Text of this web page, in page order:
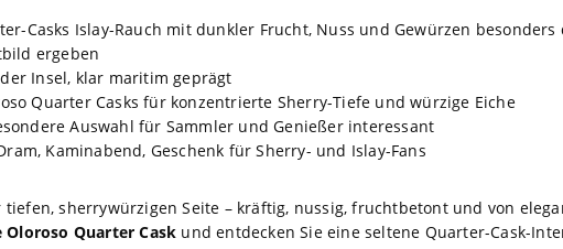
Casks Islay-Rauch mit dunkler Frucht, Nuss und Gewürzen
ergeben
Insel, klar maritim geprägt
Quarter Casks für konzentrierte Sherry-Tiefe und würzige Eiche
Auswahl für Sammler und Genießer interessant
Kaminabend, Geschenk für Sherry- und Islay-Fans
tiefen, sherrywürzigen Seite – kräftig, nussig, fruchtbetont und von
Oloroso Quarter Cask und entdecken Sie eine seltene Quarter-Cask-